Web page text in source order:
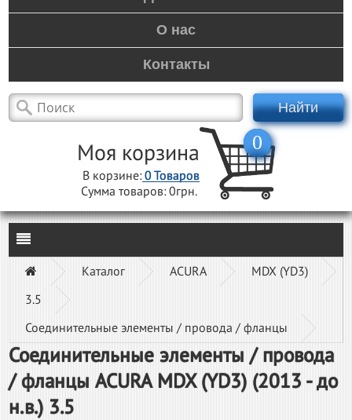
О нас
Контакты
Найти
Моя корзина
В корзине:0Товаров
Сумма товаров:0грн.
0
Каталог ACURA
MDX (YD3)
3.5
Соединительные элементы / провода / фланцы
Соединительные элементы / провода
/ фланцы ACURA MDX (YD3) (2013 - до
н.в.) 3.5